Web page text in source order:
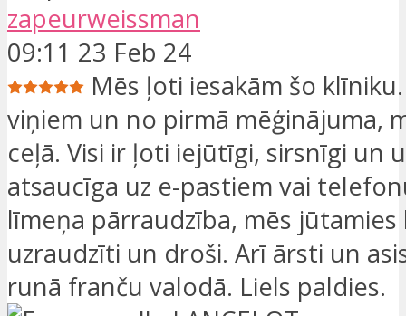
zapeurweissman
09:11 23 Feb 24
Mēs ļoti iesakām šo
viņiem un no pirmā mēģinājuma,
ceļā. Visi ir ļoti iejūtīgi, sirsnīgi un
atsaucīga uz e-pastiem vai
līmeņa pārraudzība, mēs jūtamies
uzraudzīti un droši. Arī ārsti un
runā franču valodā. Liels paldies.